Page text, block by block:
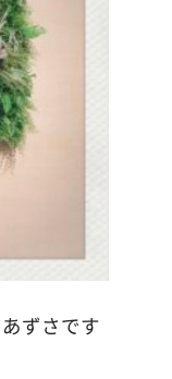
ずさです